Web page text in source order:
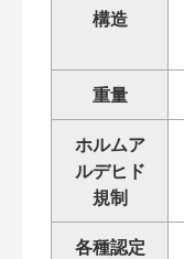
構造
重量
ホルムア
ルデヒド
規制
各種認定